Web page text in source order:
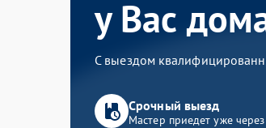
у Вас
С выездом
Срочный выезд
Мастер приедет уже